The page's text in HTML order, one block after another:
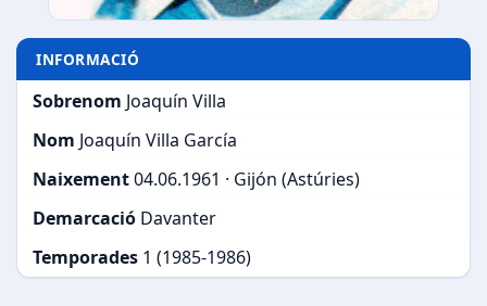
INFORMACIÓ
Sobrenom Joaquín Villa
Nom Joaquín Villa García
Naixement04.06.1961 · Gijón (Astúries)
Demarcació Davanter
Temporades 1 (1985-1986)